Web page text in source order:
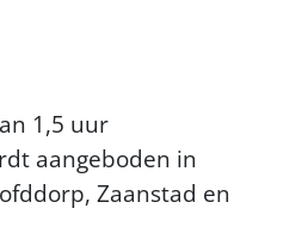
1,5 uur
aangeboden in
Zaanstad en